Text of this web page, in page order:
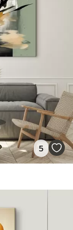
5